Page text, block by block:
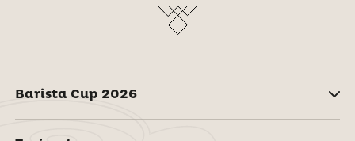
Barista Cup 2026